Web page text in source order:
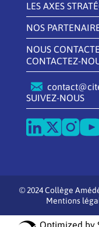
LES AXES
NOS
NOUS
CONTACTEZ-
SUIVEZ-NOUS
© 2024 Collège
Mentions
Optimized by